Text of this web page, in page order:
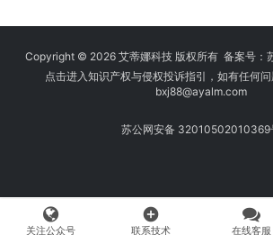
Copyright © 2026 艾蒂娜科技 版权所有 备案号：
点击进入知识产权与侵权投诉指引，如有任何
bxj88@ayalm.com
苏公网安备 32010502010369
关注公众号
add_circle
联系技术 在线客服